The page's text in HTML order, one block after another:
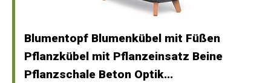
Blumentopf Blumenkübel mit Füßen
Pflanzkübel mit Pflanzeinsatz Beine
Pflanzschale Beton Optik...